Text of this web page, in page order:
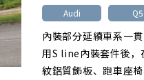
Audi Q5
內裝部分延續車系一
用S line內裝套件後，
紋鋁質飾板、跑車座